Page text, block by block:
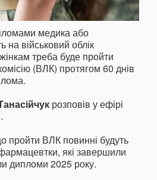
медика або
військовий облік
треба буде пройти
(ВЛК) протягом 60 днів
розповів у ефірі
пройти ВЛК повинні будуть
які завершили
дипломи 2025 року.